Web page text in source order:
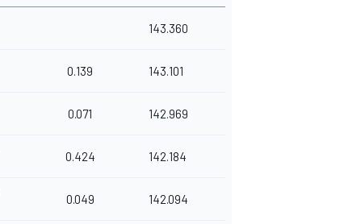
143.360
0.139 143.101
0.071 142.969
0.424 142.184
0.049 142.094